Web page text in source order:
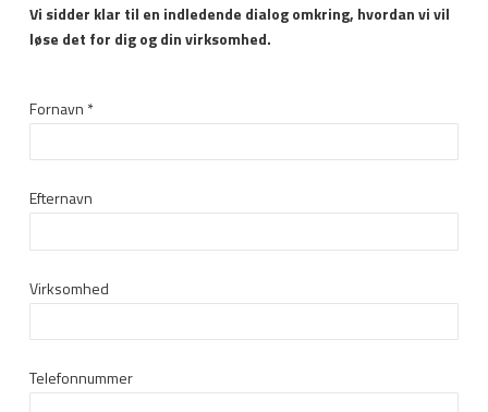
Vi sidder klar til en indledende dialog omkring, hvordan vi vil
løse det for dig og din virksomhed.
Fornavn *
Efternavn
Virksomhed
Telefonnummer